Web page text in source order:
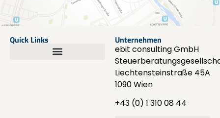
Quick Links
Unternehmen
ebit consulting GmbH
Liechtensteinstraße 45A
1090 Wien
+43 (0) 1 310 08 44